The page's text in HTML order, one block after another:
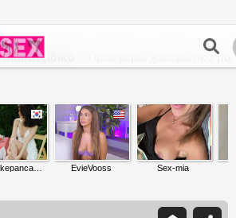
Προσφέρω χαλαρωτικό